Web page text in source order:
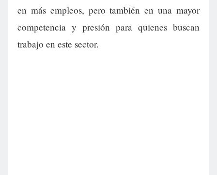
en más empleos, pero también en una mayor
competencia y presión para quienes buscan
trabajo en este sector.